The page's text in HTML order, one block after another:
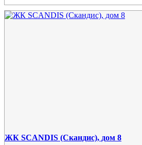
ЖК SCANDIS (Скандис), дом 8